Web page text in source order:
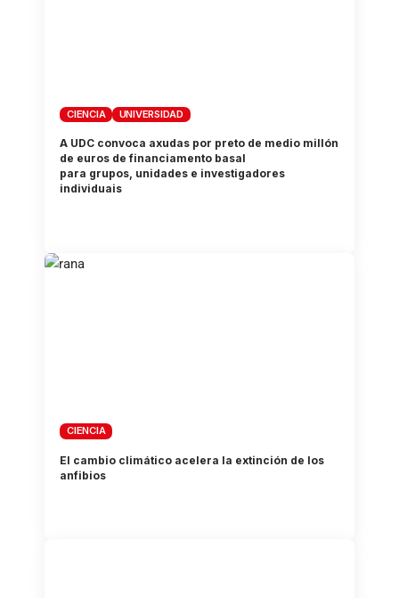
CIENCIA UNIVERSIDAD
A UDC convoca axudas por preto de medio millón
de euros de financiamento basal
para grupos, unidades e investigadores
individuais
CIENCIA
El cambio climático acelera la extinción de los
anfibios